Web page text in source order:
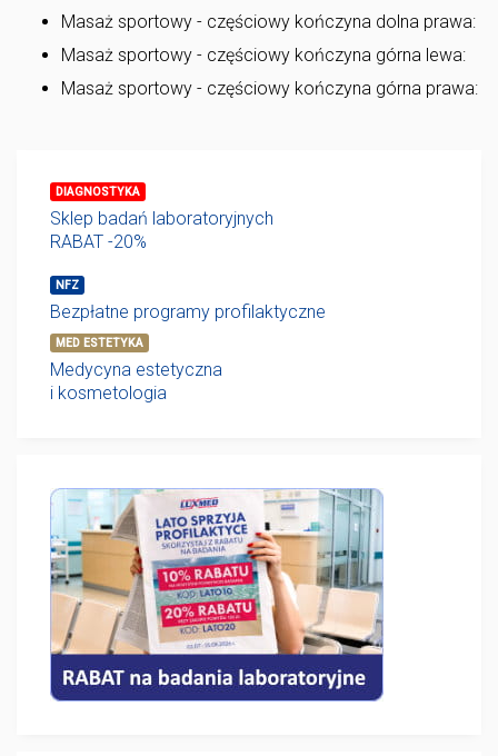
Masaż sportowy - częściowy kończyna dolna prawa:
Masaż sportowy - częściowy kończyna górna lewa:
Masaż sportowy - częściowy kończyna górna prawa:
DIAGNOSTYKA
Sklep badań laboratoryjnych
RABAT -20%
NFZ
Bezpłatne programy profilaktyczne
MED ESTETYKA
Medycyna estetyczna
i kosmetologia